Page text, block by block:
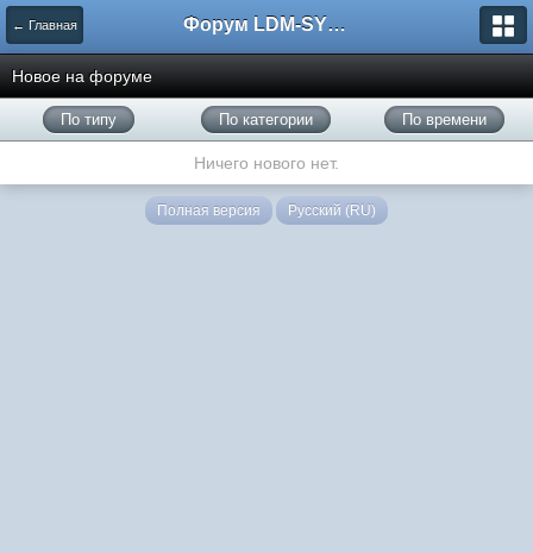
← Главная Форум LDM-SYSTEMS
Новое на форуме
По типу По категории По времени
Ничего нового нет.
Полная версия Русский (RU)